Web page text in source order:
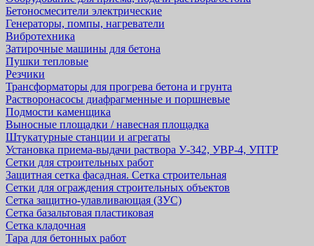
Бетоносмесители электрические
Генераторы, помпы, нагреватели
Вибротехника
Затирочные машины для бетона
Пушки тепловые
Резчики
Трансформаторы для прогрева бетона и грунта
Растворонасосы диафрагменные и поршневые
Подмости каменщика
Выносные площадки / навесная площадка
Штукатурные станции и агрегаты
Установка приема-выдачи раствора У-342, УВР-4, УПТР
Сетки для строительных работ
Защитная cетка фасадная. Сетка строительная
Сетки для ограждения строительных объектов
Сетка защитно-улавливающая (ЗУС)
Сетка базальтовая пластиковая
Сетка кладочная
Тара для бетонных работ